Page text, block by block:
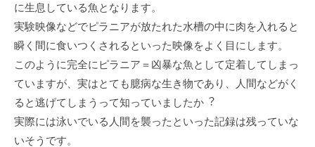
に⽣息している⿂となります。
実験映像などでピラニアが放たれた⽔槽の中に⾁を⼊れると
瞬く間に⾷いつくされるといった映像をよく⽬にします。
このように完全にピラニア＝凶暴な⿂として定着してしまっ
ていますが、実はとても臆病な⽣き物であり、⼈間などがく
ると逃げてしまうって知っていましたか︖
実際には泳いでいる⼈間を襲ったといった記録は残っていな
いそうです。